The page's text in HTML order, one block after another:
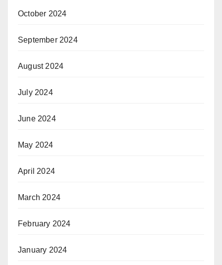
October 2024
September 2024
August 2024
July 2024
June 2024
May 2024
April 2024
March 2024
February 2024
January 2024